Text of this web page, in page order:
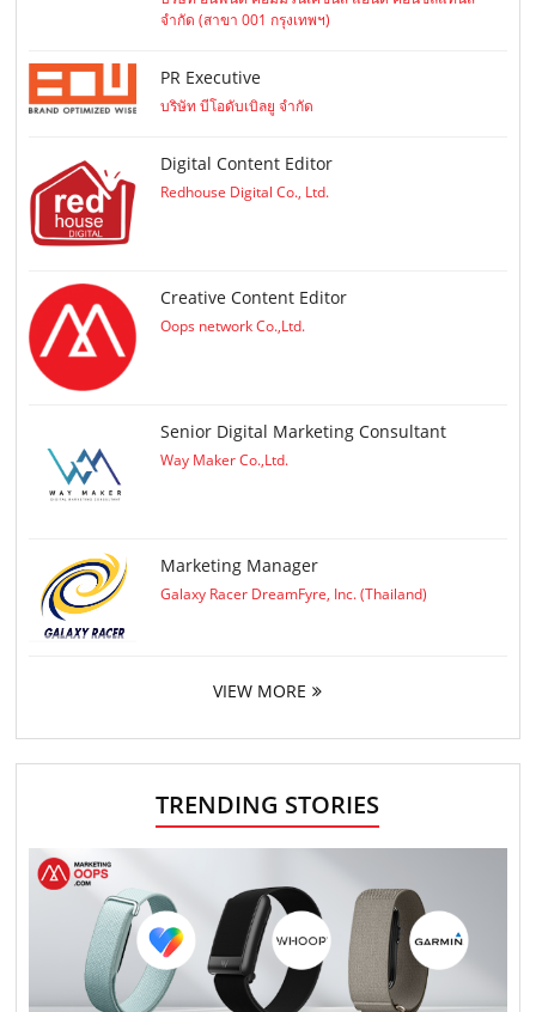
จำกัด (สาขา 001 กรุงเทพฯ)
PR Executive
บริษัท บีโอดับเบิลยู จำกัด
Digital Content Editor
Redhouse Digital Co., Ltd.
Creative Content Editor
Oops network Co.,Ltd.
Senior Digital Marketing Consultant
Way Maker Co.,Ltd.
Marketing Manager
Galaxy Racer DreamFyre, Inc. (Thailand)
VIEW MORE
TRENDING STORIES